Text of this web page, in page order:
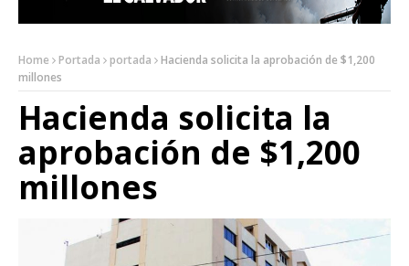
Home Portada portada
Hacienda solicita la aprobación de $1,200
millones
Hacienda solicita la
aprobación de $1,200
millones